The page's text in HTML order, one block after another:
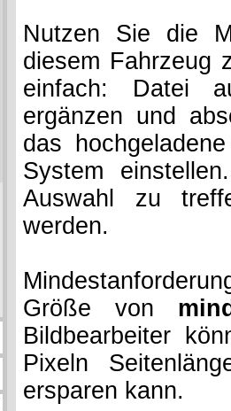
Nutzen Sie die
diesem Fahrzeug
einfach: Datei
ergänzen und
das
System
Auswahl zu
werden.
Größe von
Bildbearbeiter
Pixeln
ersparen kann.